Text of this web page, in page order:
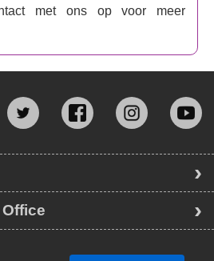
met ons op voor meer